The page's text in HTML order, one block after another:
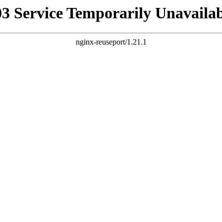
Service Temporarily
nginx-reuseport/1.21.1